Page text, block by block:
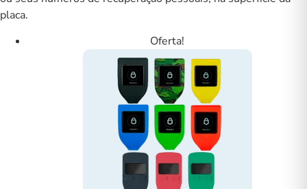
placa.
Oferta!